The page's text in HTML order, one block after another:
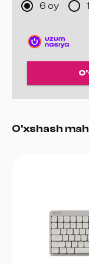
LIGHTSYNC RGB
Korpusga o‘rnatilgan
Logitech G HUB
6 oy
O'xshash